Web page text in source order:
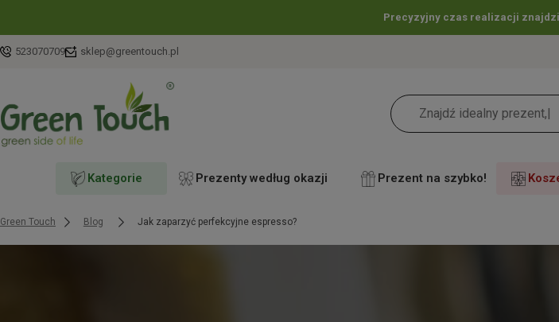
Darmowa dostawa już
523070709 sklep@greentouch.pl
Kategorie Prezenty według okazji Prezent na szybko!
Green Touch Blog Jak zaparzyć perfekcyjne espresso?